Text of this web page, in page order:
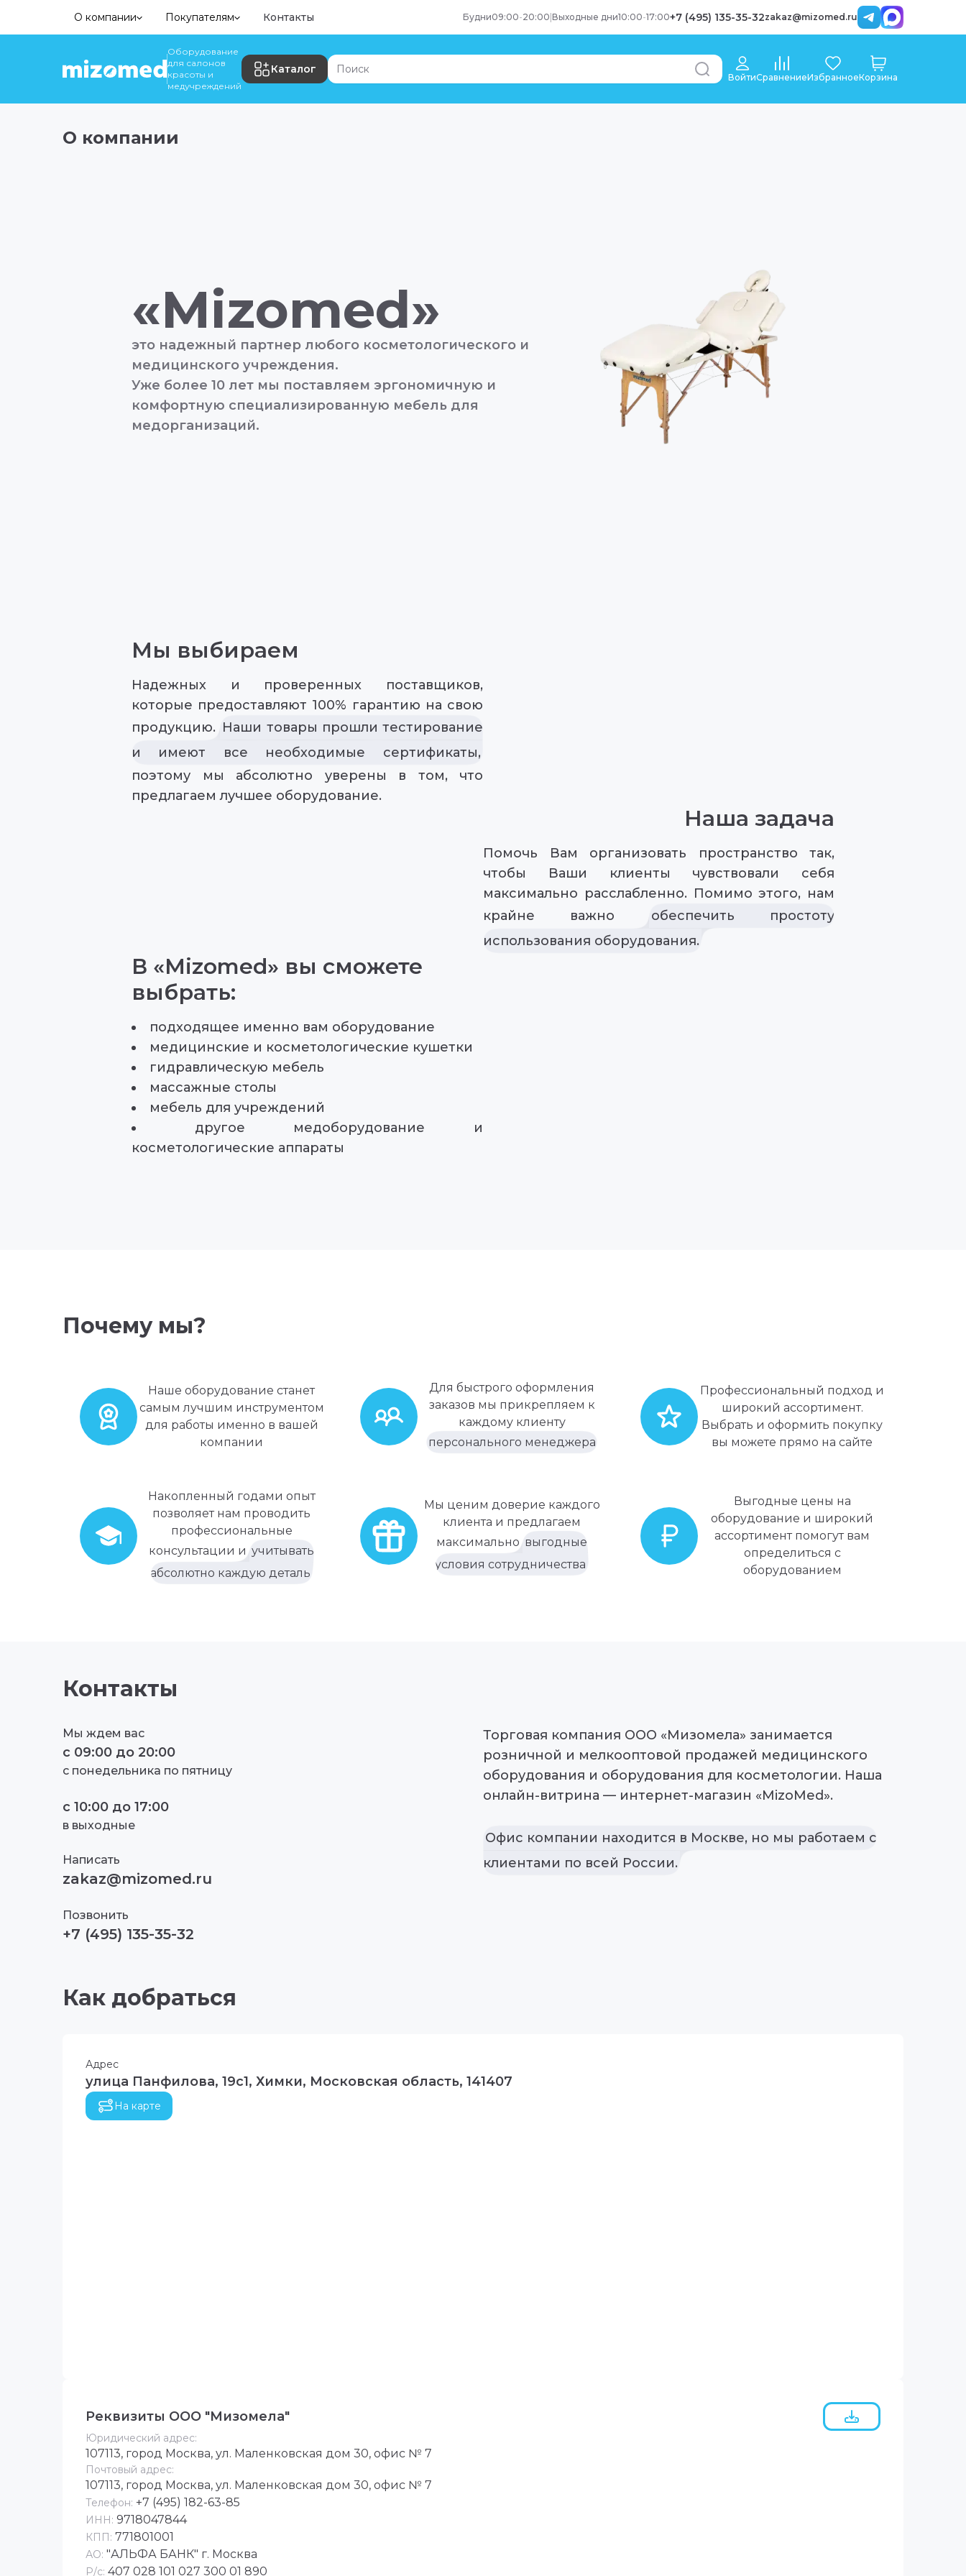
О компании Покупателям Контакты Будни09:00-20:00 Выходные дни10:00-17:00+7 (495) 135-35-32zakaz@mizomed.ru
Оборудование
для салонов
красоты и
медучреждений
Каталог
ВойтиСравнениеИзбранноеКорзина
О компании
«Mizomed»
это надежный партнер любого косметологического и
медицинского учреждения.
Уже более 10 лет мы поставляем эргономичную и
комфортную специализированную мебель для
медорганизаций.
Мы выбираем
Надежных и проверенных поставщиков,
которые предоставляют 100% гарантию на свою
продукцию. Наши товары прошли тестирование
и имеют все необходимые сертификаты,
поэтому мы абсолютно уверены в том, что
предлагаем лучшее оборудование.
Наша задача
Помочь Вам организовать пространство так,
чтобы Ваши клиенты чувствовали себя
максимально расслабленно. Помимо этого, нам
крайне важно
обеспечить простоту
использования оборудования.
В «Mizomed» вы сможете
выбрать:
подходящее именно вам оборудование
медицинские и косметологические кушетки
гидравлическую мебель
массажные столы
мебель для учреждений
другое медоборудование и
косметологические аппараты
Почему мы?
Наше оборудование станет
самым лучшим инструментом
для работы именно в вашей
компании
Для быстрого оформления
заказов мы прикрепляем к
каждому клиенту
персонального менеджера
Профессиональный подход и
широкий ассортимент.
Выбрать и оформить покупку
вы можете прямо на сайте
Накопленный годами опыт
позволяет нам проводить
профессиональные
консультации и учитывать
абсолютно каждую деталь
Мы ценим доверие каждого
клиента и предлагаем
максимально выгодные
условия сотрудничества
Выгодные цены на
оборудование и широкий
ассортимент помогут вам
определиться с
оборудованием
Контакты
Мы ждем вас
с 09:00 до 20:00
с понедельника по пятницу
с 10:00 до 17:00
в выходные
Написать
zakaz@mizomed.ru
Позвонить
+7 (495) 135-35-32
Торговая компания ООО «Мизомела» занимается
розничной и мелкооптовой продажей медицинского
оборудования и оборудования для косметологии. Наша
онлайн-витрина — интернет-магазин «MizoMed».
Офис компании находится в Москве, но мы работаем с
клиентами по всей России.
Как добраться
Адрес
улица Панфилова, 19с1, Химки, Московская область, 141407
На карте
Реквизиты ООО "Мизомела"
Юридический адрес:
107113, город Москва, ул. Маленковская дом 30, офис № 7
Почтовый адрес:
107113, город Москва, ул. Маленковская дом 30, офис № 7
Телефон: +7 (495) 182-63-85
ИНН: 9718047844
КПП: 771801001
АО: "АЛЬФА БАНК" г. Москва
Р/с: 407 028 101 027 300 01 890